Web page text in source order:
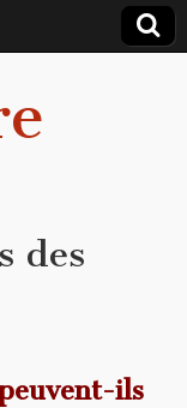
des
ils